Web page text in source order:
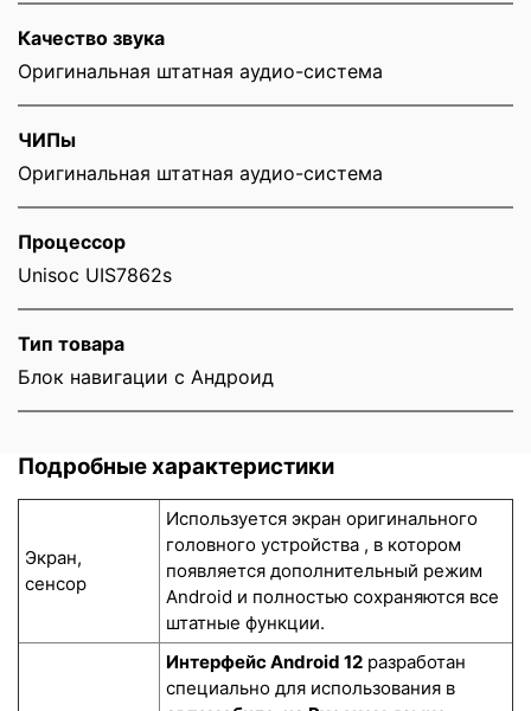
Качество звука
Оригинальная штатная аудио-система
ЧИПы
Оригинальная штатная аудио-система
Процессор
Unisoc UIS7862s
Тип товара
Блок навигации с Андроид
Подробные характеристики
Экран,
сенсор
Используется экран оригинального
головного устройства , в котором
появляется дополнительный режим
Android и полностью сохраняются все
штатные функции.
Интерфейс Android 12 разработан
специально для использования в